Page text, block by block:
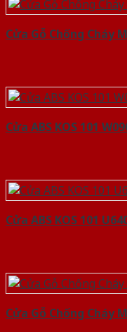
Cửa Gỗ Chống Cháy
Cửa ABS KOS 101
Cửa ABS KOS 101
Cửa Gỗ Chống Cháy